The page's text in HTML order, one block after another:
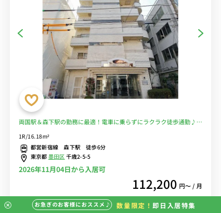
両国駅＆森下駅の勤務に最適！電車に乗らずにラクラク徒歩通勤♪ス
1R/16.18m²
都営新宿線 森下駅 徒歩6分
東京都墨田区千歳2-5-5
2026年11月04日から入居可
112,200 円〜 / 月
お急ぎのお客様におススメ♪ 数量限定！ 即日入居特集